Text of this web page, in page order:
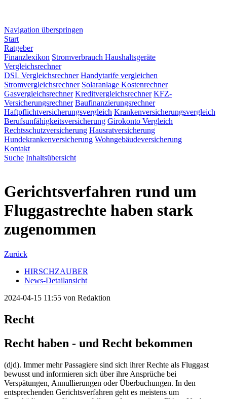
Navigation überspringen
Start
Ratgeber
Finanzlexikon Stromverbrauch Haushaltsgeräte
Vergleichsrechner
DSL Vergleichsrechner Handytarife vergleichen
Stromvergleichsrechner Solaranlage Kostenrechner
Gasvergleichsrechner Kreditvergleichsrechner KFZ-
Versicherungsrechner Baufinanzierungsrechner
Haftpflichtversicherungsvergleich Krankenversicherungsvergleich
Berufsunfähigkeitsversicherung Girokonto Vergleich
Rechtsschutzversicherung Hausratversicherung
Hundekrankenversicherung Wohngebäudeversicherung
Kontakt
Suche Inhaltsübersicht
Gerichtsverfahren rund um
Fluggastrechte haben stark
zugenommen
Zurück
HIRSCHZAUBER
News-Detailansicht
2024-04-15 11:55 von Redaktion
Recht
Recht haben - und Recht bekommen
(djd). Immer mehr Passagiere sind sich ihrer Rechte als Fluggast
bewusst und informieren sich über ihre Ansprüche bei
Verspätungen, Annullierungen oder Überbuchungen. In den
entsprechenden Gerichtsverfahren geht es meistens um